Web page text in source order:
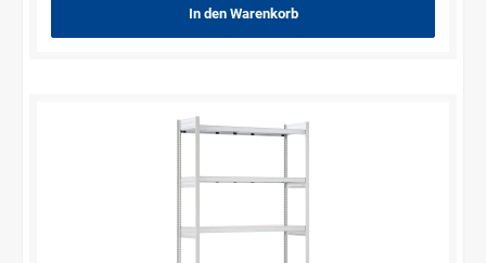
In den Warenkorb